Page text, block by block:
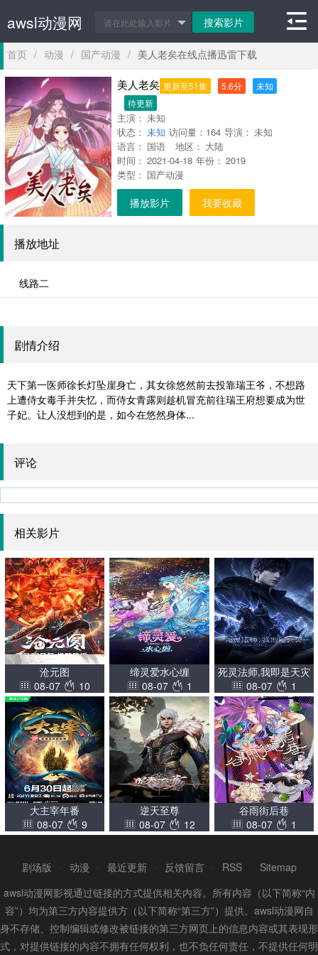
awsl动漫网
首页 / 动漫 / 国产动漫 / 美人老矣在线点播迅雷下载
美人老矣 更新至51集 5.6分
未知
待更新
主演： 未知
状态： 未知 访问量： 164 导演： 未知
语言： 国语 地区： 大陆
时间： 2021-04-18 年份： 2019
类型： 国产动漫
播放影片 我要收藏
播放地址
线路二
剧情介绍
天下第一医师徐长灯坠崖身亡，其女徐悠然前去投靠瑞王爷，不想路
上遭侍女毒手并失忆，而侍女青露则趁机冒充前往瑞王府想要成为世
子妃。让人没想到的是，如今在悠然身体...
评论
相关影片
沧元图
08-07
10
缔灵爱水心缠
08-07
1
死灵法师,我即是天灾
(2026)
08-07 1
大主宰年番
08-07
9
逆天至尊
08-07
12
谷雨街后巷
08-07
1
剧场版 动漫 最近更新 反馈留言 RSS
Sitemap
awsl动漫网影视通过链接的方式提供相关内容。所有内容（以下简称“内
容”）均为第三方内容提供方（以下简称“第三方”）提供。awsl动漫网自
身不存储、控制编辑或修改被链接的第三方网页上的信息内容或其表现形
式，对提供链接的内容不拥有任何权利，也不负任何责任，不提供任何明